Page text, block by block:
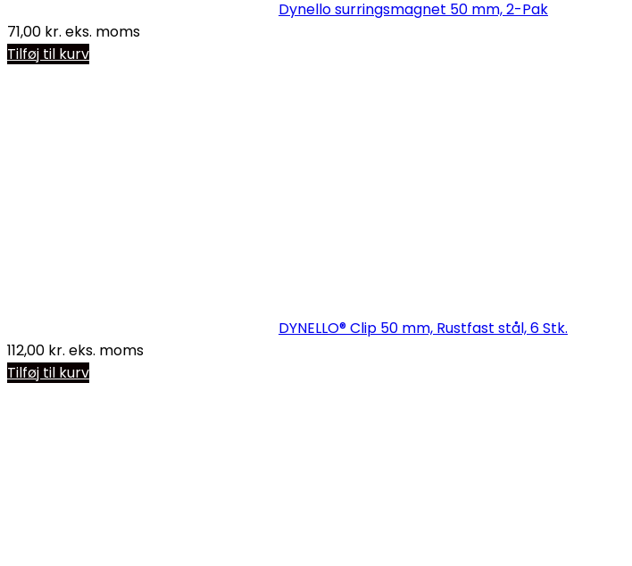
Dynello surringsmagnet 50 mm, 2-Pak
71,00 kr. eks. moms
Tilføj til kurv
DYNELLO® Clip 50 mm, Rustfast stål, 6 Stk.
112,00 kr. eks. moms
Tilføj til kurv